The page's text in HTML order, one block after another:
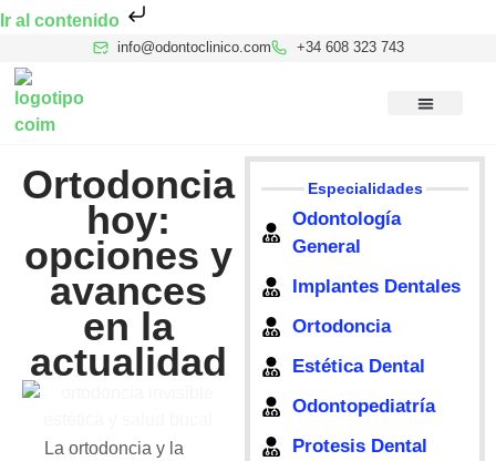
Ir al contenido
info@odontoclinico.com +34 608 323 743
Ortodoncia
hoy:
opciones y
avances
en la
actualidad
La ortodoncia y la
Especialidades
Odontología
General
Implantes Dentales
Ortodoncia
Estética Dental
Odontopediatría
Protesis Dental